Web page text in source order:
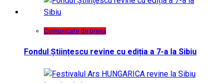
Comunicate de presa
Fondul Științescu revine cu ediția a 7-a la Sibiu